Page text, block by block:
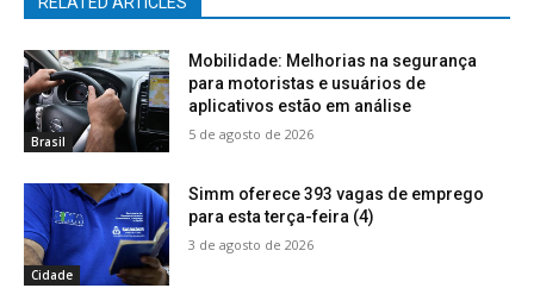
Brasil
Mobilidade: Melhorias na segurança
para motoristas e usuários de
aplicativos estão em análise
5 de agosto de 2026
Cidade
Simm oferece 393 vagas de emprego
para esta terça-feira (4)
3 de agosto de 2026